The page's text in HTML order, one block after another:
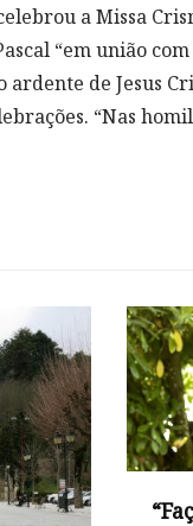
a Missa
“em união com
ardente de Jesus
“Nas